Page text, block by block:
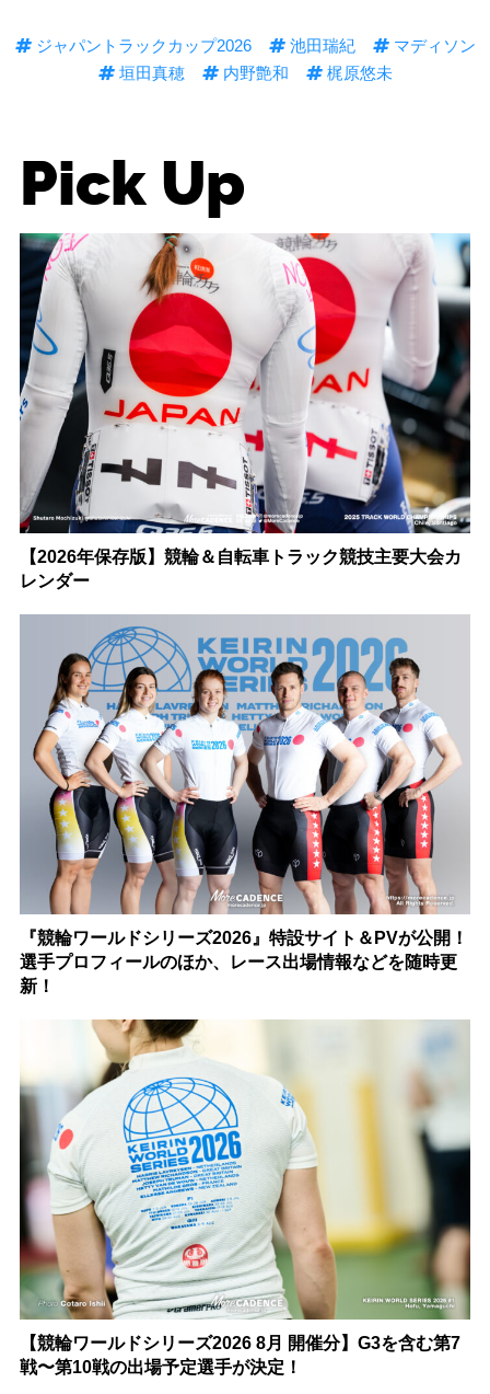
ジャパントラックカップ2026 池田瑞紀
マディソン
垣田真穂
内野艶和 梶原悠未
Pick Up
【2026年保存版】競輪＆自転車トラック競技主要大会カ
レンダー
『競輪ワールドシリーズ2026』特設サイト＆PVが公開！
選手プロフィールのほか、レース出場情報などを随時更
新！
【競輪ワールドシリーズ2026 8月 開催分】G3を含む第7
戦〜第10戦の出場予定選手が決定！